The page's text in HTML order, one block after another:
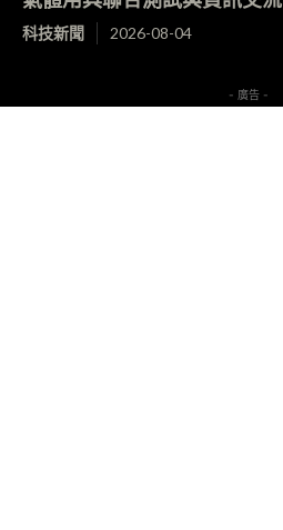
科技新聞 2026-08-04
- 廣告 -